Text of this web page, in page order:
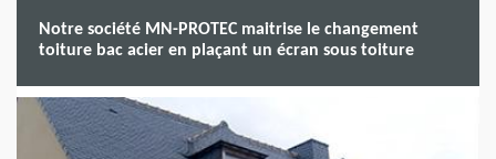
Notre société MN-PROTEC maitrise le changement
toiture bac acier en plaçant un écran sous toiture